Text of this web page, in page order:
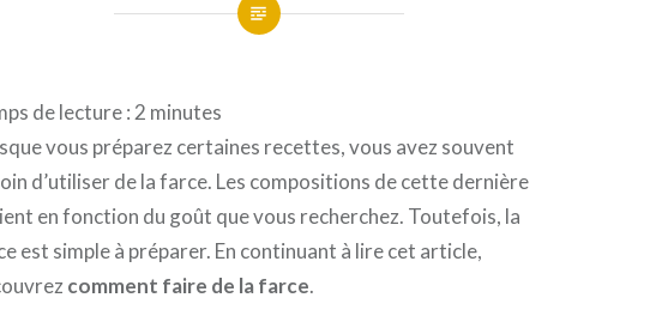
de lecture : 2 minutes
vous préparez certaines recettes, vous avez souvent
d’utiliser de la farce. Les compositions de cette dernière
en fonction du goût que vous recherchez. Toutefois, la
est simple à préparer. En continuant à lire cet article,
comment faire de la farce.